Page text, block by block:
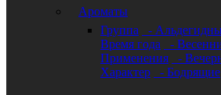
Ароматы
Группа
-
Время года
-
Применения
-
Характер
- Бодрящие